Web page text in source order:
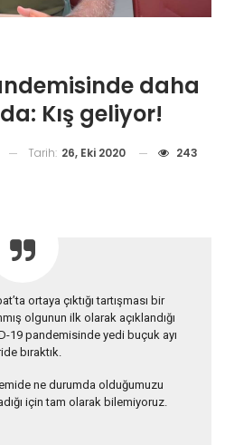
daha
Kış geliyor!
Tarih: 26, Eki 2020 243
ortaya çıktığı tartışması bir
olgunun ilk olarak açıklandığı
19 pandemisinde yedi buçuk ayı
bıraktık.
ne durumda olduğumuzu
için tam olarak bilemiyoruz.